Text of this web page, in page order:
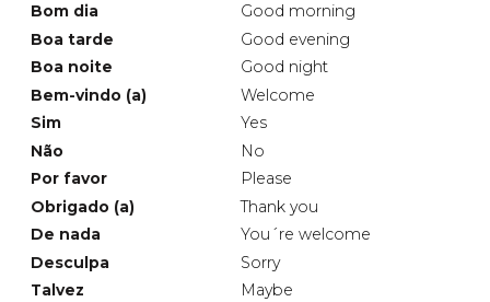
Bom dia
Good morning
Boa tarde
Good evening
Boa noite
Good night
Bem-vindo (a)
Welcome
Sim
Yes
Não
No
Por favor
Please
Obrigado (a)
Thank you
De nada
You´re welcome
Desculpa
Sorry
Talvez
Maybe